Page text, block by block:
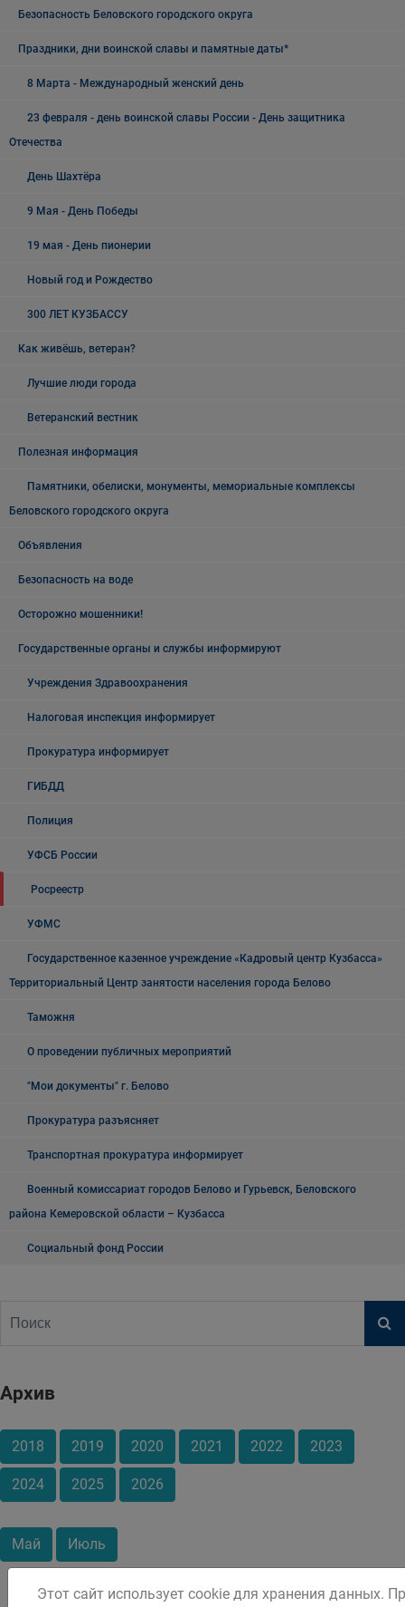
Безопасность Беловского городского округа
Праздники, дни воинской славы и памятные даты*
8 Марта - Международный женский день
23 февраля - день воинской славы России - День защитника
Отечества
День Шахтёра
9 Мая - День Победы
19 мая - День пионерии
Новый год и Рождество
300 ЛЕТ КУЗБАССУ
Как живёшь, ветеран?
Лучшие люди города
Ветеранский вестник
Полезная информация
Памятники, обелиски, монументы, мемориальные комплексы
Беловского городского округа
Объявления
Безопасность на воде
Осторожно мошенники!
Государственные органы и службы информируют
Учреждения Здравоохранения
Налоговая инспекция информирует
Прокуратура информирует
ГИБДД
Полиция
УФСБ России
Росреестр
УФМС
Государственное казенное учреждение «Кадровый центр Кузбасса»
Территориальный Центр занятости населения города Белово
Таможня
О проведении публичных мероприятий
"Мои документы" г. Белово
Прокуратура разъясняет
Транспортная прокуратура информирует
Военный комиссариат городов Белово и Гурьевск, Беловского
района Кемеровской области – Кузбасса
Социальный фонд России
Архив
2018 2019 2020 2021 2022 2023
2024 2025 2026
Май Июль
Этот сайт использует cookie для хранения данных.